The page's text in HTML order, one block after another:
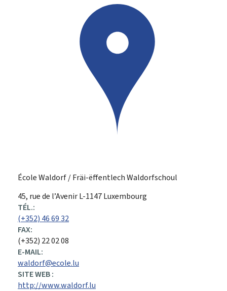
École Waldorf / Fräi-ëffentlech Waldorfschoul
ADRESSE
:
45, rue de l’AvenirL-1147Luxembourg
TÉL.:
(+352) 46 69 32
FAX:
(+352) 22 02 08
E-MAIL:
waldorf@ecole.lu
SITE WEB :
http://www.waldorf.lu